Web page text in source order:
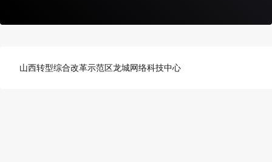
山西转型综合改革示范区龙城网络科技中心